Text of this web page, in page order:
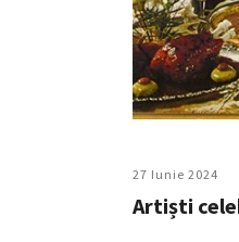
27 Iunie 2024
Artiști